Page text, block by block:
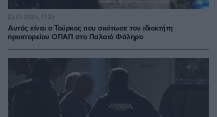
Αυτός είναι ο Τούρκος που σκότωσε τον ιδιοκτήτη
πρακτορείου ΟΠΑΠ στο Παλαιό Φάληρο
23.01.2025, 17:23